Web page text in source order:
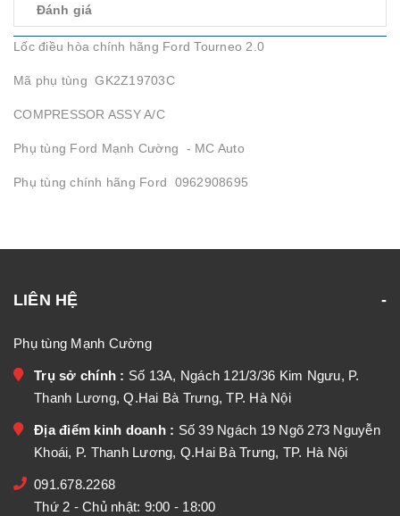
Đánh giá
Lốc điều hòa chính hãng Ford Tourneo 2.0
Mã phụ tùng GK2Z19703C
COMPRESSOR ASSY A/C
Phụ tùng Ford Mạnh Cường - MC Auto
Phụ tùng chính hãng Ford 0962908695
LIÊN HỆ
Phụ tùng Mạnh Cường
Trụ sở chính : Số 13A, Ngách 121/3/36 Kim Ngưu, P.
Thanh Lương, Q.Hai Bà Trưng, TP. Hà Nội
Địa điểm kinh doanh : Số 39 Ngách 19 Ngõ 273 Nguyễn
Khoái, P. Thanh Lương, Q.Hai Bà Trưng, TP. Hà Nội
091.678.2268
Thứ 2 - Chủ nhật: 9:00 - 18:00